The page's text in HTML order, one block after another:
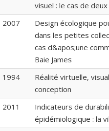
visuel : le cas de
2007
Design écologique
dans les petites
cas d&apos;une
Baie James
1994
Réalité virtuelle,
conception
2011
Indicateurs de
épidémiologique : la